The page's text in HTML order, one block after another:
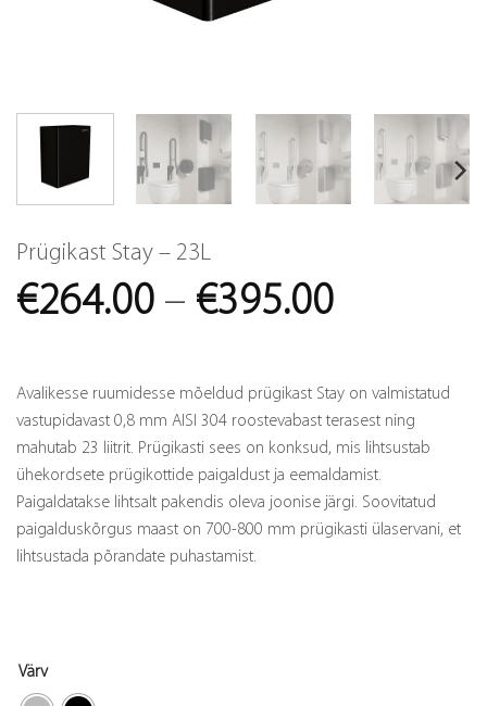
Prügikast Stay – 23L
€264.00 – €395.00Price
€264.00
through
€395.00
Avalikesse ruumidesse mõeldud prügikast Stay on valmistatud
vastupidavast 0,8 mm AISI 304 roostevabast terasest ning
mahutab 23 liitrit. Prügikasti sees on konksud, mis lihtsustab
ühekordsete prügikottide paigaldust ja eemaldamist.
Paigaldatakse lihtsalt pakendis oleva joonise järgi. Soovitatud
paigalduskõrgus maast on 700-800 mm prügikasti ülaservani, et
lihtsustada põrandate puhastamist.
Värv